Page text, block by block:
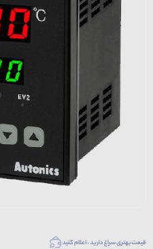
قیمت بهتری سراغ دارید ، اعلام کنید